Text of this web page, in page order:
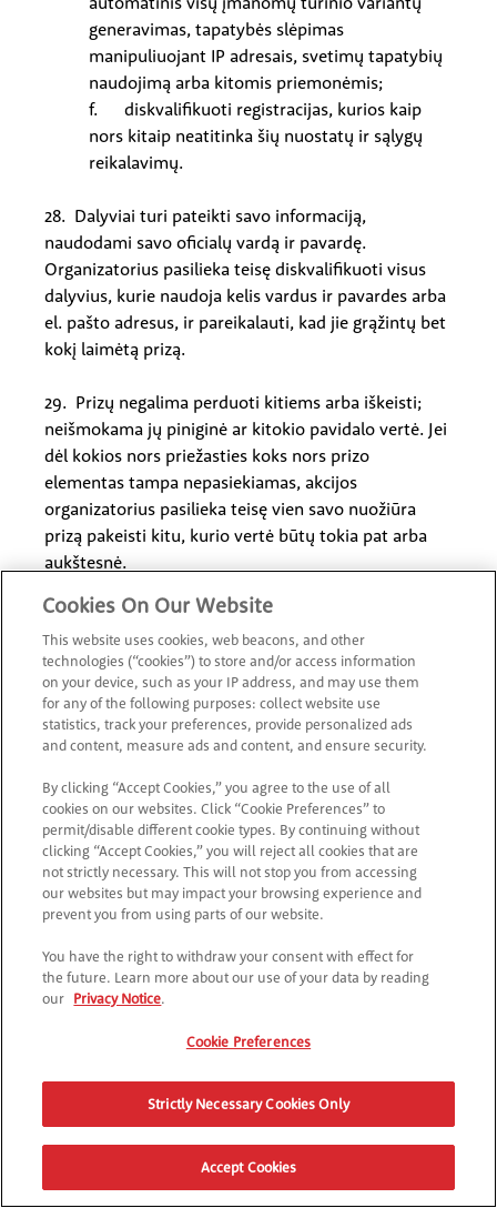
generavimas, tapatybės slėpimas
manipuliuojant IP adresais, svetimų tapatybių
naudojimą arba kitomis priemonėmis;
f. diskvalifikuoti registracijas, kurios kaip
nors kitaip neatitinka šių nuostatų ir sąlygų
reikalavimų.
28. Dalyviai turi pateikti savo informaciją,
naudodami savo oficialų vardą ir pavardę.
Organizatorius pasilieka teisę diskvalifikuoti visus
dalyvius, kurie naudoja kelis vardus ir pavardes arba
el. pašto adresus, ir pareikalauti, kad jie grąžintų bet
kokį laimėtą prizą.
29. Prizų negalima perduoti kitiems arba iškeisti;
neišmokama jų piniginė ar kitokio pavidalo vertė. Jei
dėl kokios nors priežasties koks nors prizo
elementas tampa nepasiekiamas, akcijos
organizatorius pasilieka teisę vien savo nuožiūra
prizą pakeisti kitu, kurio vertė būtų tokia pat arba
aukštesnė.
30. Visus susijusius mokesčius, kuriuos reikia
sumokėti norint atsiimti prizą, turi sumokėti
laimėtojas.
31. Jei dėl kokių nors priežasčių, tokių kaip
neteisėtas keitimas, nesankcionuotos intervencijos,
sutrikimai arba bet kokie kiti veiksniai, paveikiantys
arba iškreipiantys akcijos administravimą, saugumą,
sąžiningumą, nepažeistumą ar jos deramą
funkcionavimą, vykdyti akciją, kaip buvo planuota,
tampa neįmanoma, akcijos organizatorius pasilieka
pakeitusį registracijos procesą arba nesilaikantį šių
nuostatų ir sąlygų, arba anuliuoti atitinkamas
32. Jokia atsakomybė už prarastas, pavėluotas,
sugadintas, pažeistas, neteisingai nukreiptas arba
neužbaigtas registracijas, arba už registracijas, kurių
neįmanoma pristatyti dėl bet kokių techninių,
perdavimo ar kitų priežasčių, neprisiimama.
Cookies On Our Website
This website uses cookies, web beacons, and other
technologies (“cookies”) to store and/or access information
on your device, such as your IP address, and may use them
for any of the following purposes: collect website use
statistics, track your preferences, provide personalized ads
and content, measure ads and content, and ensure security.
By clicking “Accept Cookies,” you agree to the use of all
cookies on our websites. Click “Cookie Preferences” to
permit/disable different cookie types. By continuing without
clicking “Accept Cookies,” you will reject all cookies that are
not strictly necessary. This will not stop you from accessing
our websites but may impact your browsing experience and
prevent you from using parts of our website.
You have the right to withdraw your consent with effect for
the future. Learn more about our use of your data by reading
our Privacy Notice.
Cookie Preferences
Strictly Necessary Cookies Only
Accept Cookies